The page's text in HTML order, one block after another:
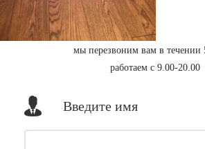
мы перезвоним вам в течении
работаем с 9.00-20.00
Введите имя